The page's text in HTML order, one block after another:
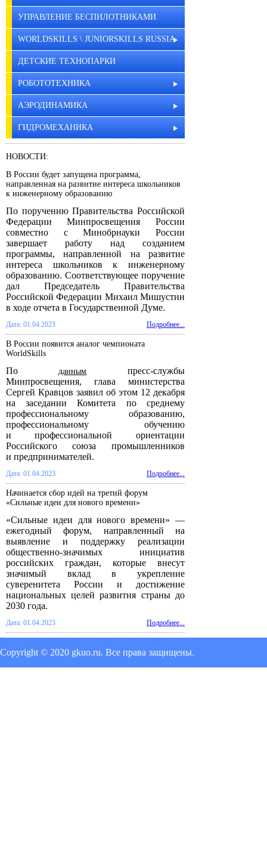
УПРАВЛЕНИЕ БЕСПИЛОТНИКАМИ
WORLDSKILLS \ JUNIORSKILLS RUSSIA
ДЕТСКИЕ ТЕХНОПАРКИ
РОБОТОТЕХНИКА
АЭРОДИНАМИКА
ГИДРОМЕХАНИКА
НОВОСТИ:
В России будет запущена программа,
направленная на развитие интереса школьников
к инженерному образованию
По поручению Правительства Российской
Федерации Минпросвещения России
совместно с Минобрнауки России
завершает работу над созданием
программы, направленной на развитие
интереса школьников к инженерному
образованию. Соответствующее поручение
дал Председатель Правительства
Российской Федерации Михаил Мишустин
в ходе отчета в Государственной Думе.
Дата: 01.04.2023 Подробнее...
В России появится аналог чемпионата
WorldSkills
По данным пресс-службы
Минпросвещения, глава министерства
Сергей Кравцов заявил об этом 12 декабря
на заседании Комитета по среднему
профессиональному образованию,
профессиональному обучению
и профессиональной ориентации
Российского союза промышленников
и предпринимателей.
Дата: 01.04.2023 Подробнее...
Начинается сбор идей на третий форум
«Сильные идеи для нового времени»
«Сильные идеи для нового времени» —
ежегодный форум, направленный на
выявление и поддержку реализации
общественно-значимых инициатив
российских граждан, которые внесут
значимый вклад в укрепление
суверенитета России и достижение
национальных целей развития страны до
2030 года.
Дата: 01.04.2023 Подробнее...
Copyright © 2020 gkuo.ru. Все права защищены.